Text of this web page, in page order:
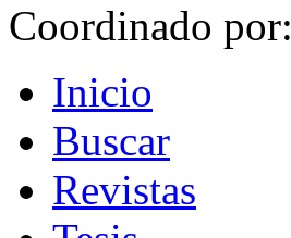
Coordinado por:
Inicio
Buscar
Revistas